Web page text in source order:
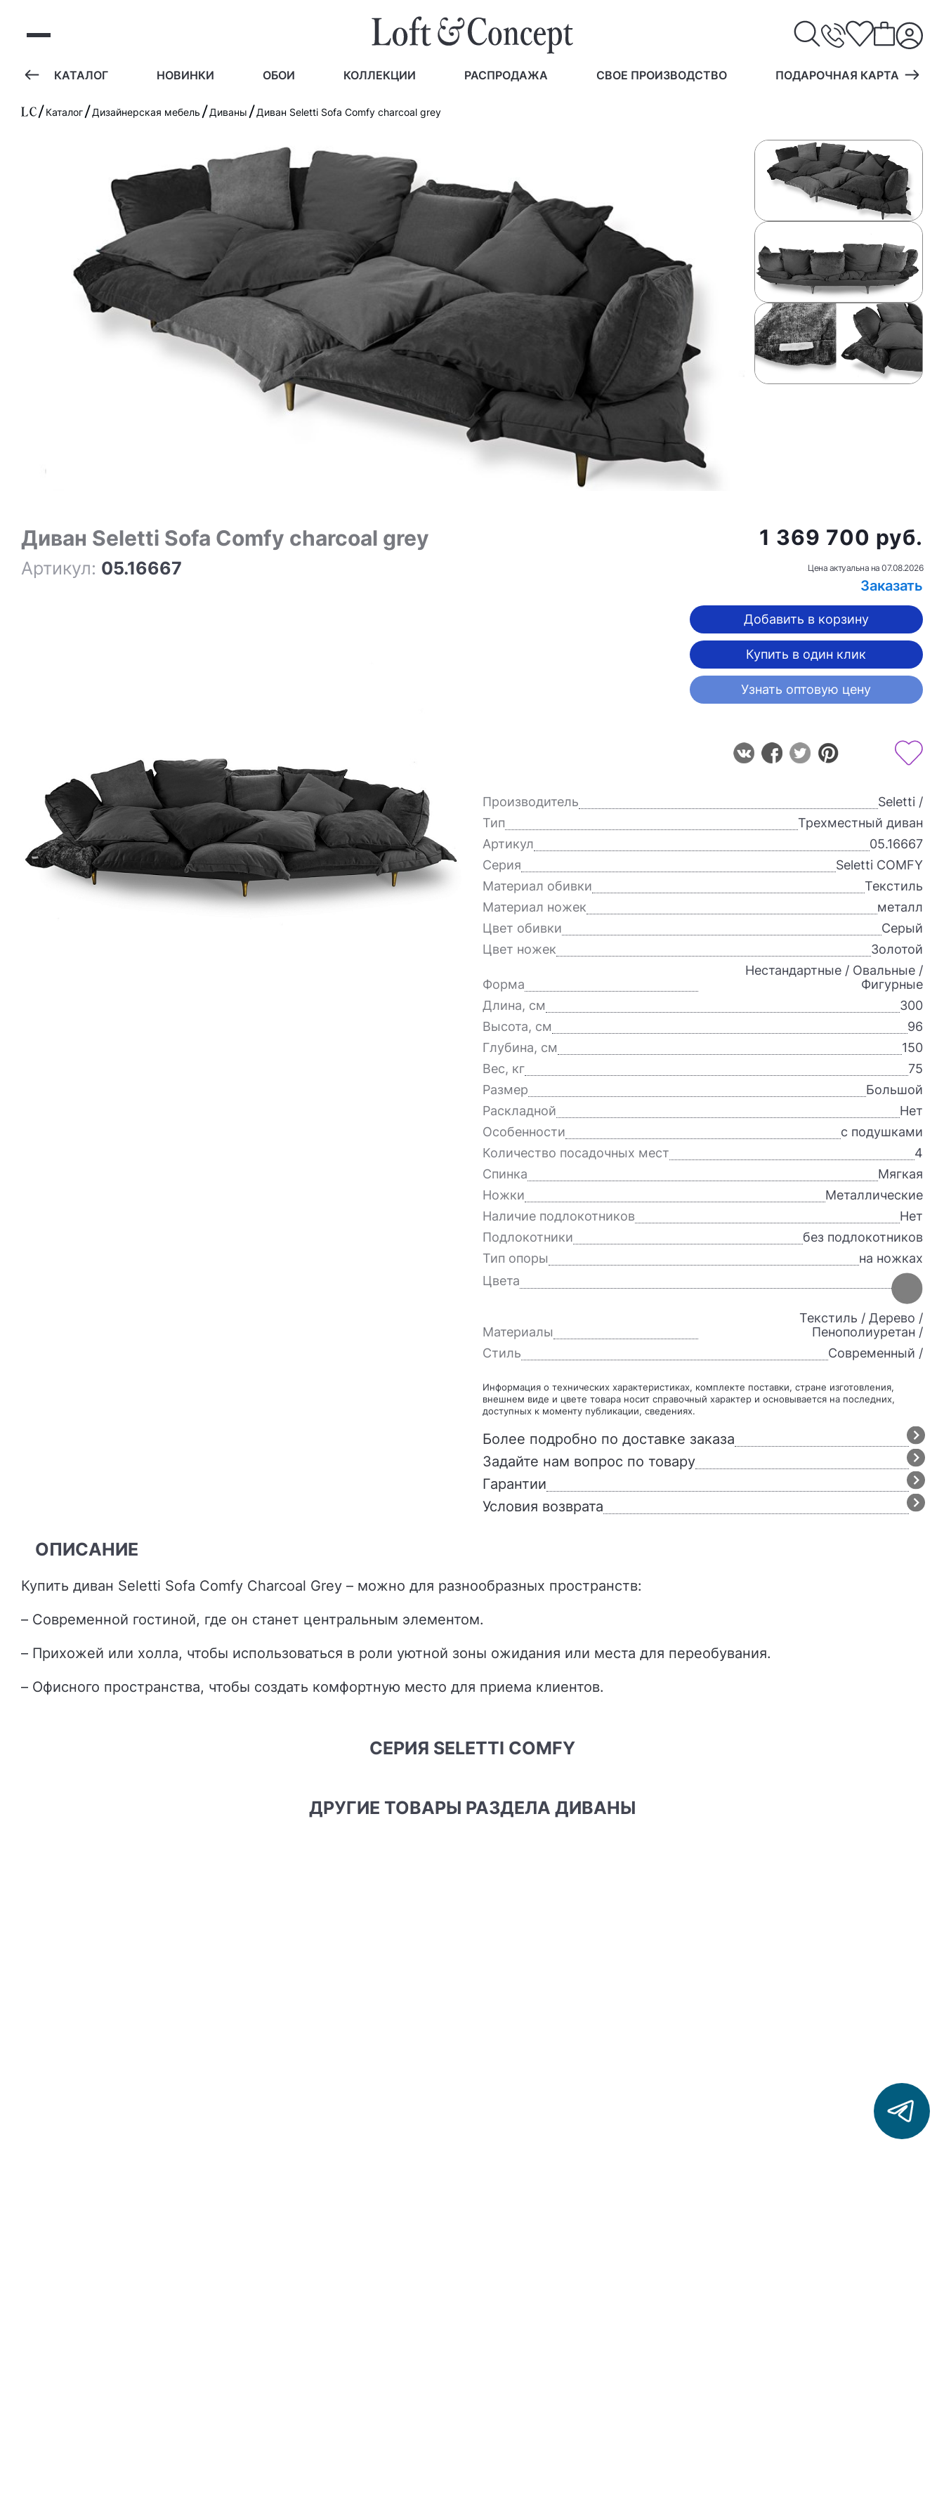
КАТАЛОГ НОВИНКИ ОБОИ КОЛЛЕКЦИИ РАСПРОДАЖА СВОЕ ПРОИЗВОДСТВО ПОДАРОЧНАЯ КАРТА
Каталог Дизайнерская мебель Диваны Диван Seletti Sofa Comfy charcoal grey
Диван Seletti Sofa Comfy charcoal grey
Артикул: 05.16667
1 369 700 руб.
Цена актуальна на 07.08.2026
Заказать
Добавить в корзину
Купить в один клик
Узнать оптовую цену
Производитель
Seletti /
Тип
Трехместный диван
Артикул
05.16667
Серия
Seletti COMFY
Материал обивки
Текстиль
Материал ножек
металл
Цвет обивки
Серый
Цвет ножек
Золотой
Форма
Нестандартные / Овальные /
Фигурные
Длина, см
300
Высота, см
96
Глубина, см
150
Вес, кг
75
Размер
Большой
Раскладной
Нет
Особенности
с подушками
Количество посадочных мест
4
Спинка
Мягкая
Ножки
Металлические
Наличие подлокотников
Нет
Подлокотники
без подлокотников
Тип опоры
на ножках
Цвета
Материалы
Текстиль / Дерево /
Пенополиуретан /
Стиль
Современный /
Информация о технических характеристиках, комплекте поставки, стране изготовления,
внешнем виде и цвете товара носит справочный характер и основывается на последних,
доступных к моменту публикации, сведениях.
Более подробно по доставке заказа
Задайте нам вопрос по товару
Гарантии
Условия возврата
ОПИСАНИЕ
Купить диван Seletti Sofa Comfy Charcoal Grey – можно для разнообразных пространств:
– Современной гостиной, где он станет центральным элементом.
– Прихожей или холла, чтобы использоваться в роли уютной зоны ожидания или места для переобувания.
– Офисного пространства, чтобы создать комфортную место для приема клиентов.
СЕРИЯ SELETTI COMFY
ДРУГИЕ ТОВАРЫ РАЗДЕЛА ДИВАНЫ